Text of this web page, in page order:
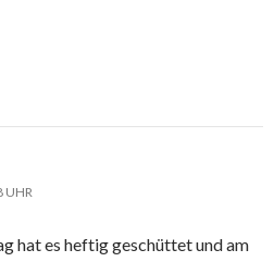
UHR
hat es heftig geschüttet und am